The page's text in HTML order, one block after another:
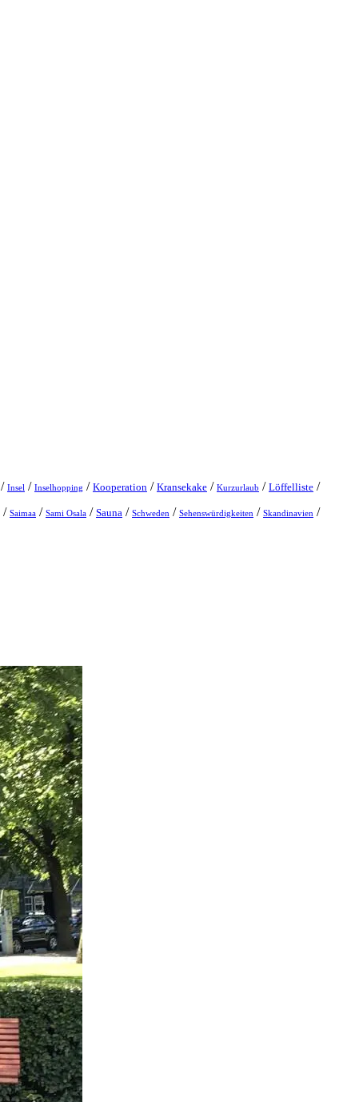
/ Insel / Inselhopping / Kooperation / Kransekake / Kurzurlaub / Löffelliste /
/ Saimaa / Sami Osala / Sauna / Schweden / Sehenswürdigkeiten / Skandinavien /